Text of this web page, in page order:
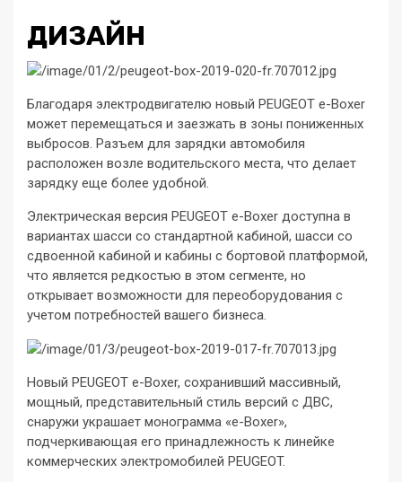
ДИЗАЙН
Благодаря электродвигателю новый PEUGEOT e-Boxer
может перемещаться и заезжать в зоны пониженных
выбросов. Разъем для зарядки автомобиля
расположен возле водительского места, что делает
зарядку еще более удобной.
Электрическая версия PEUGEOT e-Boxer доступна в
вариантах шасси со стандартной кабиной, шасси со
сдвоенной кабиной и кабины с бортовой платформой,
что является редкостью в этом сегменте, но
открывает возможности для переоборудования с
учетом потребностей вашего бизнеса.
Новый PEUGEOT e-Boxer, сохранивший массивный,
мощный, представительный стиль версий с ДВС,
снаружи украшает монограмма «e-Boxer»,
подчеркивающая его принадлежность к линейке
коммерческих электромобилей PEUGEOT.